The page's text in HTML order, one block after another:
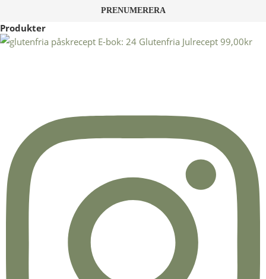
Produkter
E-bok: 24 Glutenfria Julrecept 99,00kr